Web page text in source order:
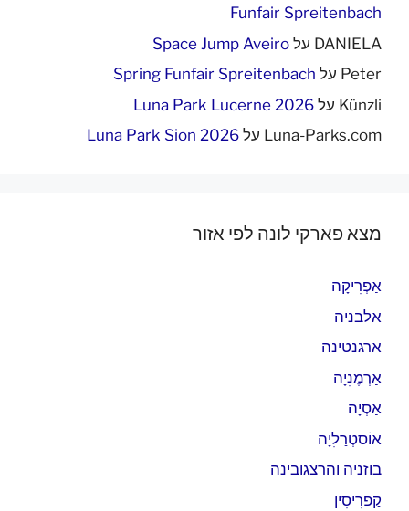
Funfair Spreitenbach
DANIELA על Space Jump Aveiro
Peter על Spring Funfair Spreitenbach
Künzli על Luna Park Lucerne 2026
Luna-Parks.com על Luna Park Sion 2026
מצא פארקי לונה לפי אזור
אַפְרִיקָה
אלבניה
ארגנטינה
אַרְמֶנִיָה
אַסְיָה
אוֹסטְרַלִיָה
בוזניה והרצגובינה
קַפרִיסִין